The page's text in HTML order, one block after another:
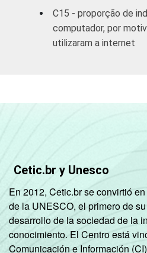
DE
ATIVIDADE
Não
coletados entre
C15 - proporção de
computador, por
utilizaram a internet
Cetic.br y Unesco
En 2012, Cetic.br se convirtió
de la UNESCO, el primero de
desarrollo de la sociedad de la
conocimiento. El Centro está
Comunicación e Información